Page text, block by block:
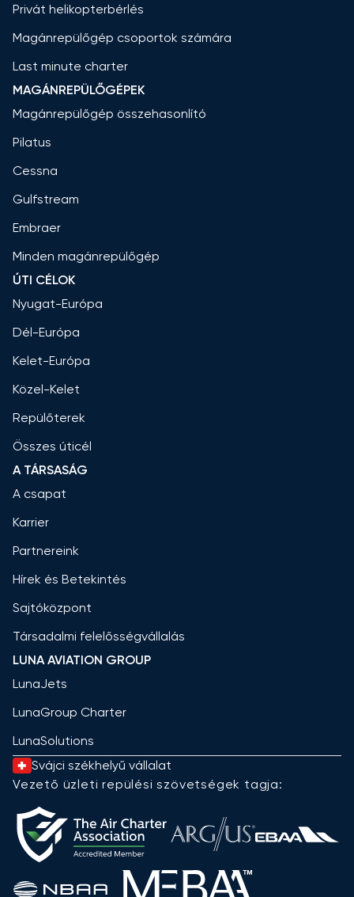
Privát helikopterbérlés
Magánrepülőgép csoportok számára
Last minute charter
MAGÁNREPÜLŐGÉPEK
Magánrepülőgép összehasonlító
Pilatus
Cessna
Gulfstream
Embraer
Minden magánrepülőgép
ÚTI CÉLOK
Nyugat-Európa
Dél-Európa
Kelet-Európa
Közel-Kelet
Repülőterek
Összes úticél
A TÁRSASÁG
A csapat
Karrier
Partnereink
Hírek és Betekintés
Sajtóközpont
Társadalmi felelősségvállalás
LUNA AVIATION GROUP
LunaJets
LunaGroup Charter
LunaSolutions
Svájci székhelyű vállalat
Vezető üzleti repülési szövetségek tagja: